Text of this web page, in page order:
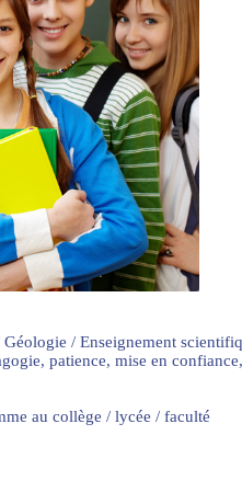
/ Enseignement
patience, mise en
au collège / lycée / faculté